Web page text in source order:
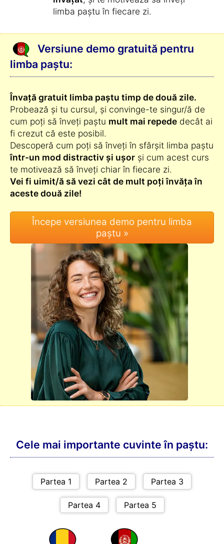
limba paștu în fiecare zi.
Versiune demo gratuită pentru
limba paștu:
Învață gratuit limba paștu timp de două zile.
Probează și tu cursul, și convinge-te singur/ă de
cum poți să înveți paștu mult mai repede decât ai
fi crezut că este posibil.
Descoperă cum poți să înveți în sfârșit limba paștu
într-un mod distractiv și ușor și cum acest curs
te motivează să înveți chiar în fiecare zi.
Vei fi uimit/ă să vezi cât de mult poți învăța în
aceste două zile!
Cele mai importante cuvinte în paștu: